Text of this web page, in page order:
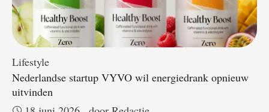
Lifestyle
Nederlandse startup VYVO wil energiedrank opnieuw
uitvinden